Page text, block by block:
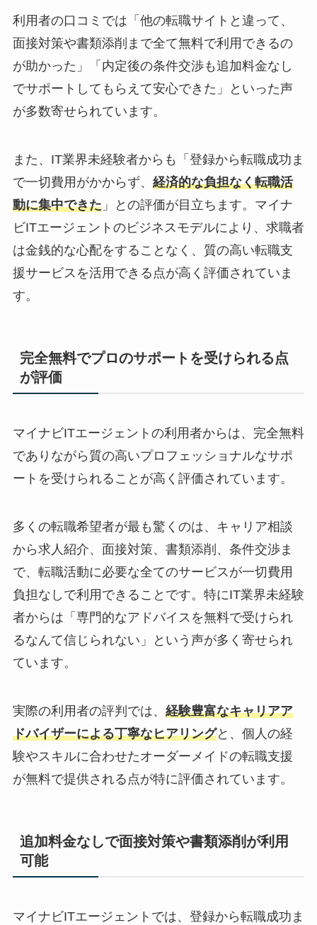
利用者の口コミでは「他の転職サイトと違って、
面接対策や書類添削まで全て無料で利用できるの
が助かった」「 内定後の条件交渉も追加料金なし
でサポートしてもらえて安心できた 」といった声
が多数寄せられています。
また、IT業界未経験者からも「登録から転職成功ま
で一切費用がかからず、 経済的な負担なく転職活
動に集中できた」との評価が目立ちます。マイナ
ビITエージェントのビジネスモデルにより、求職者
は金銭的な心配をすることなく、質の高い転職支
援サービスを活用できる点が高く評価されていま
す。
完全無料でプロのサポートを受けられる点
が評価
マイナビITエージェントの利用者からは、 完全無料
でありながら質の高いプロフェッショナルなサポ
ート を受けられることが高く評価されています。
多くの転職希望者が最も驚くのは、キャリア相談
から求人紹介、面接対策、書類添削、条件交渉ま
で、 転職活動に必要な全てのサービスが一切費用
負担なし で利用できることです。特にIT業界未経験
者からは「専門的なアドバイスを無料で受けられ
るなんて信じられない」という声が多く寄せられ
ています。
実際の利用者の評判では、 経験豊富なキャリアア
ドバイザーによる丁寧なヒアリングと、個人の経
験やスキルに合わせたオーダーメイドの転職支援
が無料で提供される点が特に評価されています。
追加料金なしで面接対策や書類添削が利用
可能
マイナビITエージェントでは、登録から転職成功ま